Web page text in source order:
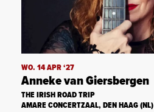
WO. 14 APR ‘27
Anneke van Giersbergen
THE IRISH ROAD TRIP
AMARE CONCERTZAAL, DEN HAAG (NL)